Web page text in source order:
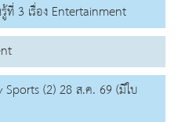
ที่ 3 เรื่อง Entertainment
(2) 28 ส.ค. 69 (มีใบ